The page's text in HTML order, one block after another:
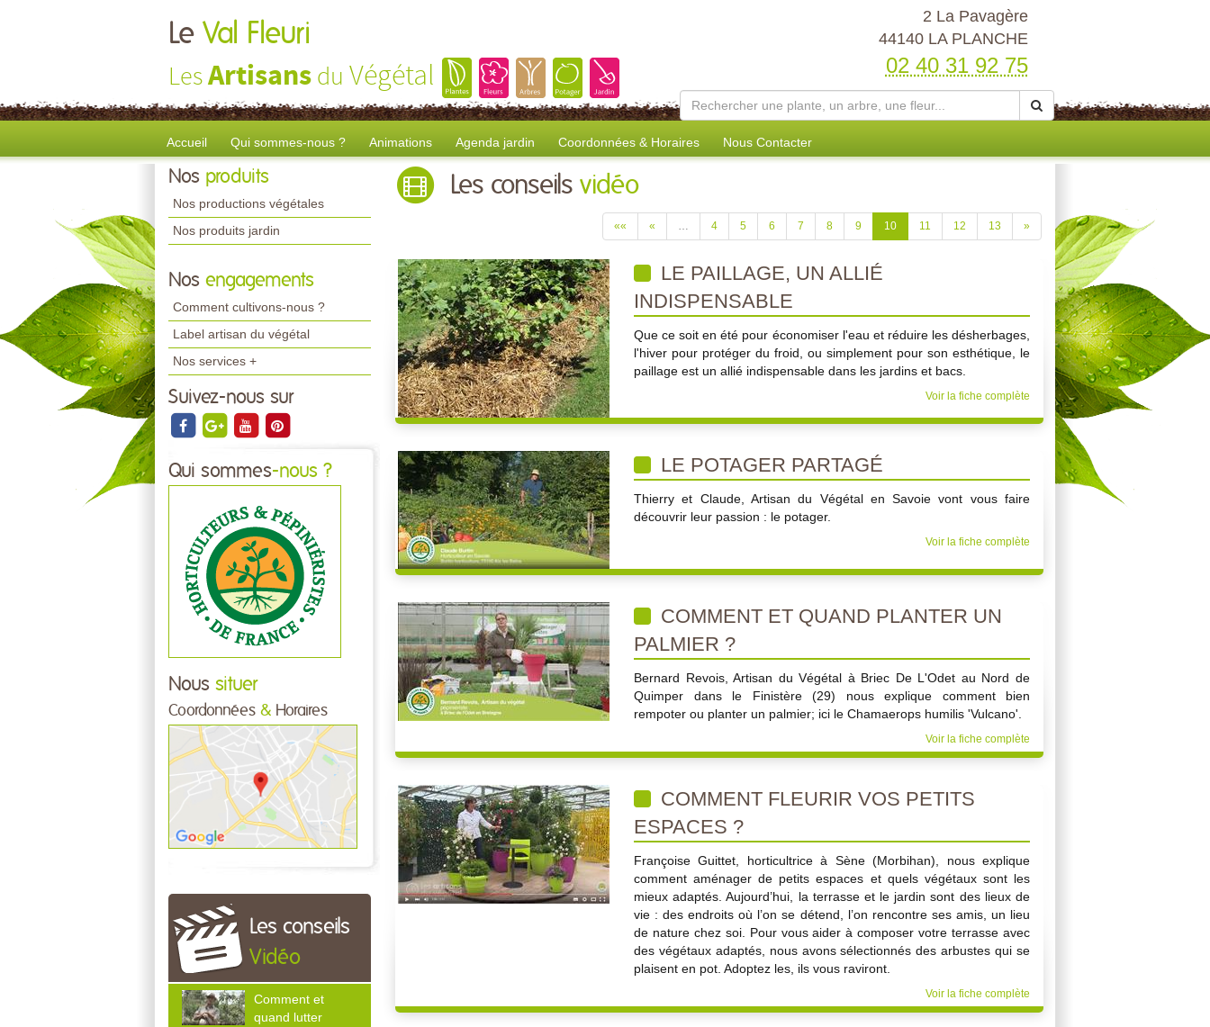
Le Val Fleuri
LesArtisans du Végétal
2 La Pavagère
44140 LA PLANCHE
02 40 31 92 75
Accueil Qui sommes-nous ? Animations Agenda jardin Coordonnées & Horaires Nous Contacter
Nos produits
Nos productions végétales
Nos produits jardin
Nos engagements
Comment cultivons-nous ?
Label artisan du végétal
Nos services +
Suivez-nous sur
Qui sommes-nous ?
Nous situer
Coordonnées & Horaires
Les conseils
Vidéo
Comment et
quand lutter
Les conseils vidéo
«« « … 4 5 6 7 8 9 10 11 12 13 »
LE PAILLAGE, UN ALLIÉ
INDISPENSABLE
Que ce soit en été pour économiser l'eau et réduire les désherbages,
l'hiver pour protéger du froid, ou simplement pour son esthétique, le
paillage est un allié indispensable dans les jardins et bacs.
Voir la fiche complète
LE POTAGER PARTAGÉ
Thierry et Claude, Artisan du Végétal en Savoie vont vous faire
découvrir leur passion : le potager.
Voir la fiche complète
COMMENT ET QUAND PLANTER UN
PALMIER ?
Bernard Revois, Artisan du Végétal à Briec De L'Odet au Nord de
Quimper dans le Finistère (29) nous explique comment bien
rempoter ou planter un palmier; ici le Chamaerops humilis 'Vulcano'.
Voir la fiche complète
COMMENT FLEURIR VOS PETITS
ESPACES ?
Françoise Guittet, horticultrice à Sène (Morbihan), nous explique
comment aménager de petits espaces et quels végétaux sont les
mieux adaptés. Aujourd’hui, la terrasse et le jardin sont des lieux de
vie : des endroits où l’on se détend, l’on rencontre ses amis, un lieu
de nature chez soi. Pour vous aider à composer votre terrasse avec
des végétaux adaptés, nous avons sélectionnés des arbustes qui se
plaisent en pot. Adoptez les, ils vous raviront.
Voir la fiche complète